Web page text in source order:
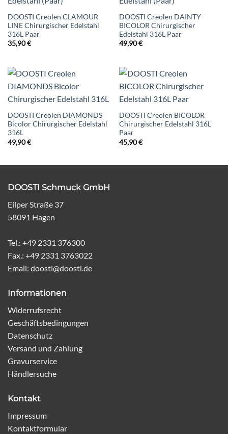
DOOSTI Creolen CLAMOUR
LINE Chirurgischer Edelstahl
316L Paar
35,90€
DOOSTI Creolen DAINTY
BICOLOR Chirurgischer
Edelstahl 316L Paar
49,90€
DOOSTI Creolen DIAMONDS
Bicolor Chirurgischer Edelstahl
316L
49,90€
DOOSTI Creolen BICOLOR
Chirurgischer Edelstahl 316L
Paar
45,90€
DOOSTI Schmuck GmbH
Eilper Straße 37
58091 Hagen
Tel.: +49 2331 376300
Fax.: +49 2331 3763022
Email: doosti@doosti.de
Informationen
Widerrufsrecht
Geschäftsbedingungen
Datenschutz
Versand und Zahlung
Gravurservice
Händlersuche
Kontakt
Impressum
Kontaktformular